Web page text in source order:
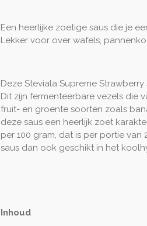
Een heerlijke zoetige saus die je
Lekker voor over wafels,
Deze Steviala Supreme
Dit zijn fermenteerbare vezels die
fruit- en groente soorten zoals
deze saus een heerlijk zoet
per 100 gram, dat is per portie van
saus dan ook geschikt in het
Inhoud